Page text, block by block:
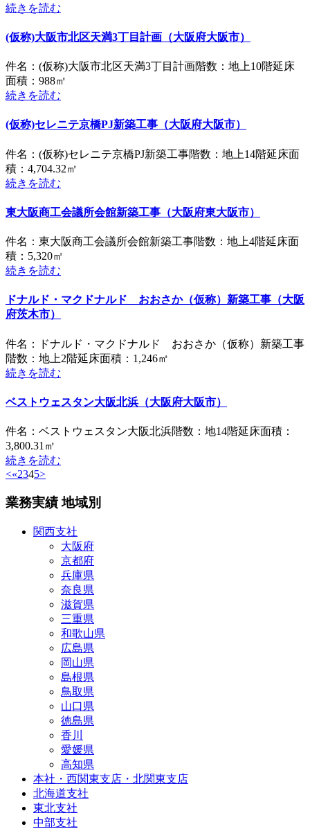
続きを読む
(仮称)大阪市北区天満3丁目計画（大阪府大阪市）
件名：(仮称)大阪市北区天満3丁目計画階数：地上10階延床
面積：988㎡
続きを読む
(仮称)セレニテ京橋PJ新築工事（大阪府大阪市）
件名：(仮称)セレニテ京橋PJ新築工事階数：地上14階延床面
積：4,704.32㎡
続きを読む
東大阪商工会議所会館新築工事（大阪府東大阪市）
件名：東大阪商工会議所会館新築工事階数：地上4階延床面
積：5,320㎡
続きを読む
ドナルド・マクドナルド おおさか（仮称）新築工事（大阪
府茨木市）
件名：ドナルド・マクドナルド おおさか（仮称）新築工事
階数：地上2階延床面積：1,246㎡
続きを読む
ベストウェスタン大阪北浜（大阪府大阪市）
件名：ベストウェスタン大阪北浜階数：地14階延床面積：
3,800.31㎡
続きを読む
<«2345>
業務実績 地域別
関西支社
大阪府
京都府
兵庫県
奈良県
滋賀県
三重県
和歌山県
広島県
岡山県
島根県
鳥取県
山口県
徳島県
香川
愛媛県
高知県
本社・西関東支店・北関東支店
北海道支社
東北支社
中部支社